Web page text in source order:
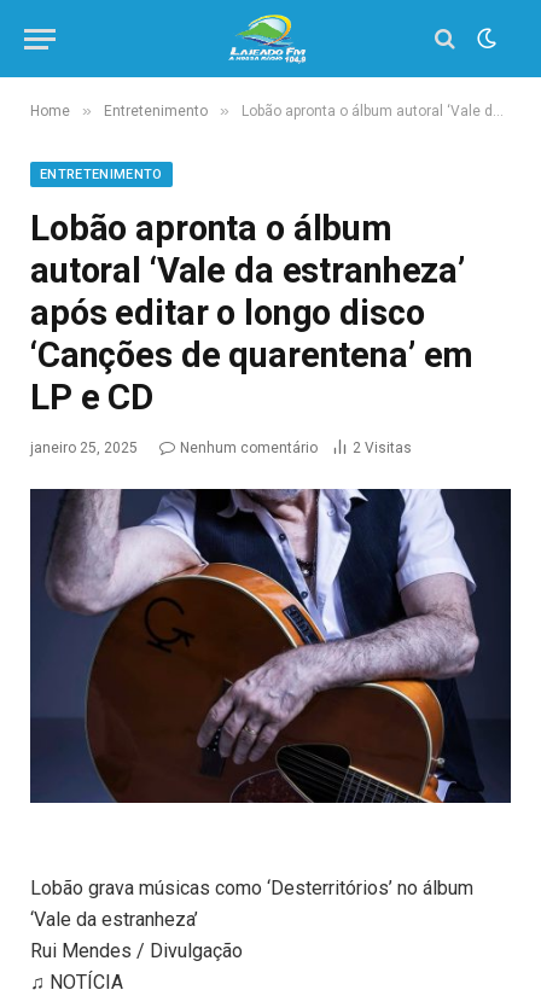
Home » Entretenimento » Lobão apronta o álbum autoral ‘Vale da estranheza’ após editar o longo disco ‘Canções de quarentena’ em LP e CD
ENTRETENIMENTO
Lobão apronta o álbum
autoral ‘Vale da estranheza’
após editar o longo disco
‘Canções de quarentena’ em
LP e CD
janeiro 25, 2025 Nenhum comentário 2 Visitas
Lobão grava músicas como ‘Desterritórios’ no álbum
‘Vale da estranheza’
Rui Mendes / Divulgação
♫ NOTÍCIA